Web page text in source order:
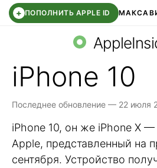
+ ПОПОЛНИТЬ APPLE ID МАКС
СБЕР КИДС ВТБ ОНЛАЙН
iPhone 10
Последнее обновление — 22 июля
iPhone 10, он же iPhone X
Apple, представленный на
сентября. Устройство